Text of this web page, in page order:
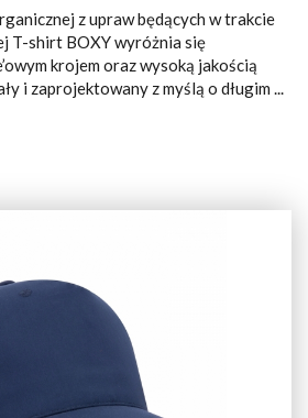
z upraw będących w trakcie
T-shirt BOXY wyróżnia się
krojem oraz wysoką jakością
i zaprojektowany z myślą o długim ...